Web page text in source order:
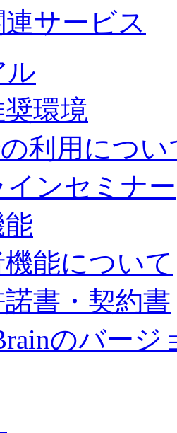
サービス
ル
環境
利用につい
インセミナー
能について
書・契約書
のバー